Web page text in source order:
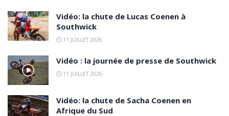
Vidéo: la chute de Lucas Coenen à
Southwick
11 JUILLET 2026
Vidéo : la journée de presse de Southwick
11 JUILLET 2026
Vidéo: la chute de Sacha Coenen en
Afrique du Sud